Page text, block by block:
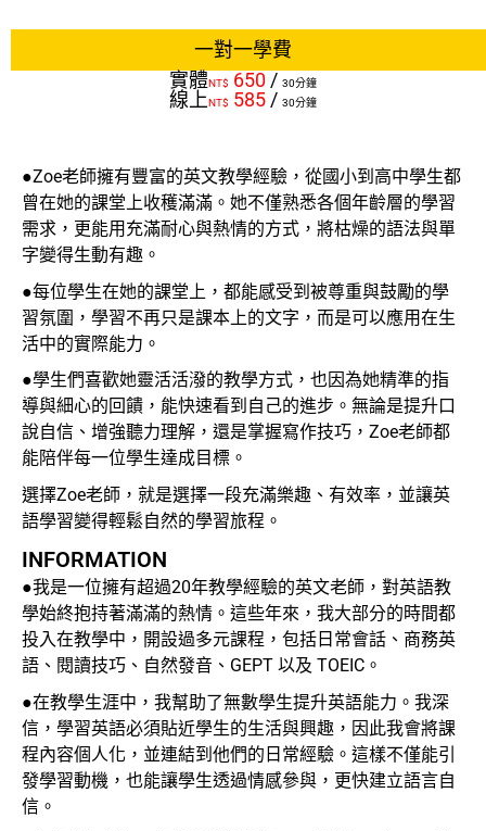
一對一學費
實體NT$ 650 / 30分鐘
線上NT$ 585 / 30分鐘
●Zoe老師擁有豐富的英文教學經驗，從國小到高中學生都
曾在她的課堂上收穫滿滿。她不僅熟悉各個年齡層的學習
需求，更能用充滿耐心與熱情的方式，將枯燥的語法與單
字變得生動有趣。
●每位學生在她的課堂上，都能感受到被尊重與鼓勵的學
習氛圍，學習不再只是課本上的文字，而是可以應用在生
活中的實際能力。
●學生們喜歡她靈活活潑的教學方式，也因為她精準的指
導與細心的回饋，能快速看到自己的進步。無論是提升口
說自信、增強聽力理解，還是掌握寫作技巧，Zoe老師都
能陪伴每一位學生達成目標。
選擇Zoe老師，就是選擇一段充滿樂趣、有效率，並讓英
語學習變得輕鬆自然的學習旅程。
INFORMATION
●我是一位擁有超過20年教學經驗的英文老師，對英語教
學始終抱持著滿滿的熱情。這些年來，我大部分的時間都
投入在教學中，開設過多元課程，包括日常會話、商務英
語、閱讀技巧、自然發音、GEPT 以及 TOEIC。
●在教學生涯中，我幫助了無數學生提升英語能力。我深
信，學習英語必須貼近學生的生活與興趣，因此我會將課
程內容個人化，並連結到他們的日常經驗。這樣不僅能引
發學習動機，也能讓學生透過情感參與，更快建立語言自
信。